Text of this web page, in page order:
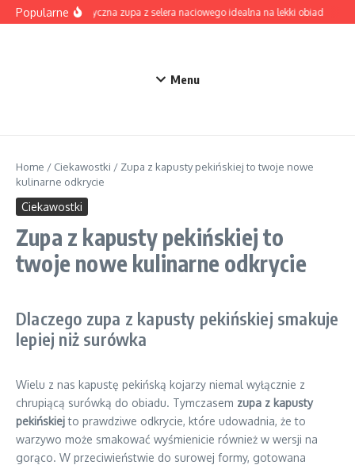
Przejdź do treści
PopularneAromatyczna zupa z selera naciowego idealna na lekki obiad
Menu
Home / Ciekawostki / Zupa z kapusty pekińskiej to twoje nowe
kulinarne odkrycie
Ciekawostki
Zupa z kapusty pekińskiej to
twoje nowe kulinarne odkrycie
Dlaczego zupa z kapusty pekińskiej smakuje
lepiej niż surówka
Wielu z nas kapustę pekińską kojarzy niemal wyłącznie z
chrupiącą surówką do obiadu. Tymczasem zupa z kapusty
pekińskiejto prawdziwe odkrycie, które udowadnia, że to
warzywo może smakować wyśmienicie również w wersji na
gorąco. W przeciwieństwie do surowej formy, gotowana